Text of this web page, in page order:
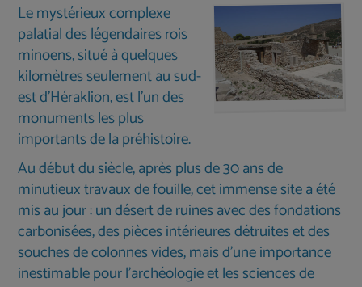
Le mystérieux complexe
palatial des légendaires rois
minoens, situé à quelques
kilomètres seulement au sud-
est d'Héraklion, est l'un des
monuments les plus
importants de la préhistoire.
Au début du siècle, après plus de 30 ans de
minutieux travaux de fouille, cet immense site a été
mis au jour : un désert de ruines avec des fondations
carbonisées, des pièces intérieures détruites et des
souches de colonnes vides, mais d’une importance
inestimable pour l’archéologie et les sciences de